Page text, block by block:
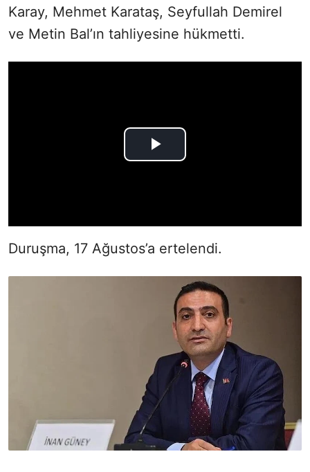
Karay, Mehmet Karataş, Seyfullah Demirel
ve Metin Bal’ın tahliyesine hükmetti.
Duruşma, 17 Ağustos’a ertelendi.